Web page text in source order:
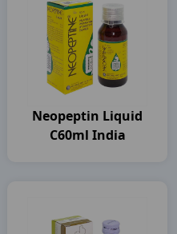
Neopeptin Liquid
C60ml India